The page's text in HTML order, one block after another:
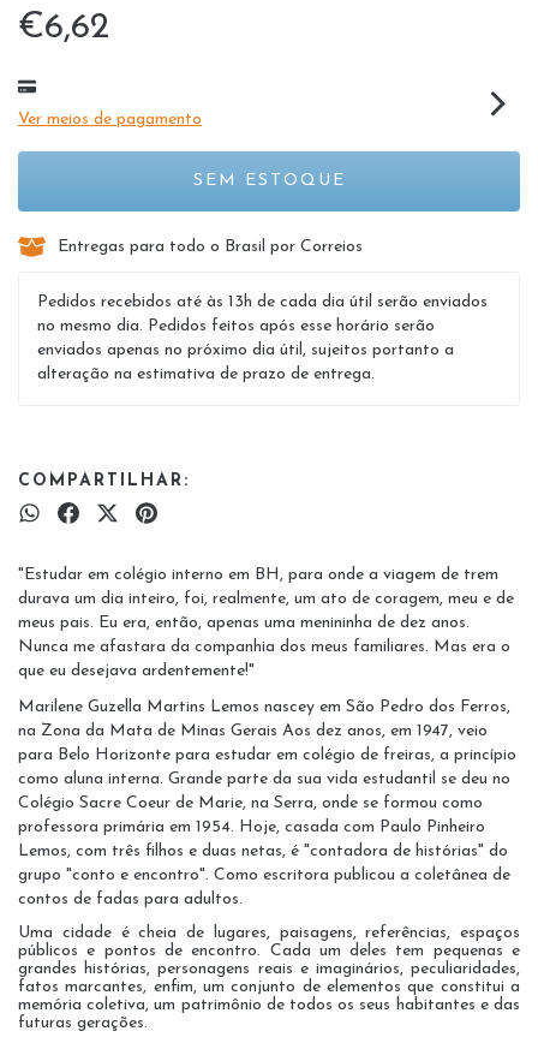
€6,62
Ver meios de pagamento
Entregas para todo o Brasil por Correios
Pedidos recebidos até às 13h de cada dia útil serão enviados
no mesmo dia. Pedidos feitos após esse horário serão
enviados apenas no próximo dia útil, sujeitos portanto a
alteração na estimativa de prazo de entrega.
COMPARTILHAR:
"Estudar em colégio interno em BH, para onde a viagem de trem
durava um dia inteiro, foi, realmente, um ato de coragem, meu e de
meus pais. Eu era, então, apenas uma menininha de dez anos.
Nunca me afastara da companhia dos meus familiares. Mas era o
que eu desejava ardentemente!"
Marilene Guzella Martins Lemos nascey em São Pedro dos Ferros,
na Zona da Mata de Minas Gerais Aos dez anos, em 1947, veio
para Belo Horizonte para estudar em colégio de freiras, a princípio
como aluna interna. Grande parte da sua vida estudantil se deu no
Colégio Sacre Coeur de Marie, na Serra, onde se formou como
professora primária em 1954. Hoje, casada com Paulo Pinheiro
Lemos, com três filhos e duas netas, é "contadora de histórias" do
grupo "conto e encontro". Como escritora publicou a coletânea de
contos de fadas para adultos.
Uma cidade é cheia de lugares, paisagens, referências, espaços
públicos e pontos de encontro. Cada um deles tem pequenas e
grandes histórias, personagens reais e imaginários, peculiaridades,
fatos marcantes, enfim, um conjunto de elementos que constitui a
memória coletiva, um patrimônio de todos os seus habitantes e das
futuras gerações.